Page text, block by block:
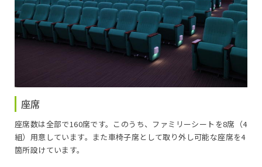
座席
座席数は全部で160席です。このうち、ファミリーシートを8席（4
組）用意しています。また車椅子席として取り外し可能な座席を4
箇所設けています。